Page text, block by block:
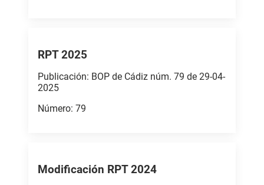
RPT 2025
Publicación: BOP de Cádiz núm. 79 de 29-04-
2025
Número: 79
Modificación RPT 2024